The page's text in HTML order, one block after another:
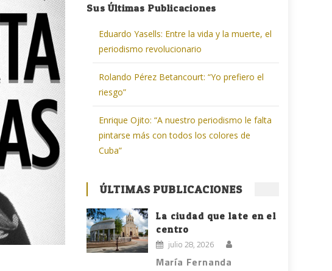
Sus Últimas Publicaciones
Eduardo Yasells: Entre la vida y la muerte, el
periodismo revolucionario
Rolando Pérez Betancourt: “Yo prefiero el
riesgo”
Enrique Ojito: “A nuestro periodismo le falta
pintarse más con todos los colores de
Cuba”
ÚLTIMAS PUBLICACIONES
La ciudad que late en el
centro
julio 28, 2026
María Fernanda